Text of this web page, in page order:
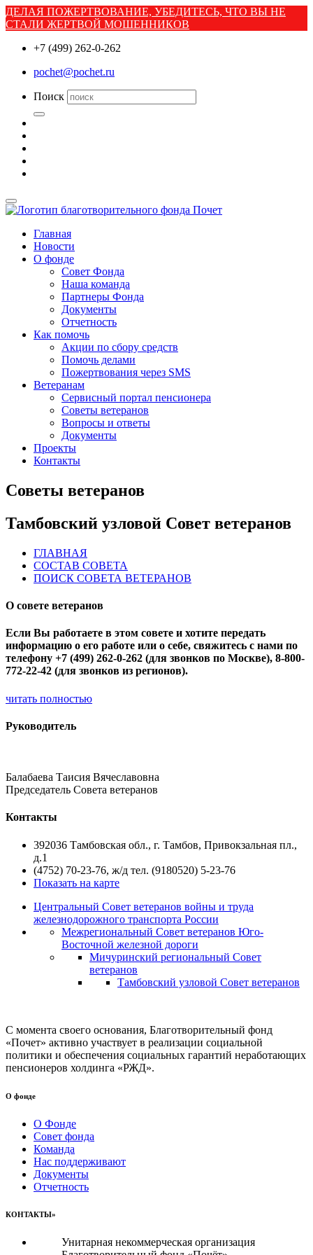
ДЕЛАЯ ПОЖЕРТВОВАНИЕ, УБЕДИТЕСЬ, ЧТО ВЫ НЕ
СТАЛИ ЖЕРТВОЙ МОШЕННИКОВ
+7 (499) 262-0-262
pochet@pochet.ru
Поиск
Главная
Новости
О фонде
Совет Фонда
Наша команда
Партнеры Фонда
Документы
Отчетность
Как помочь
Акции по сбору средств
Помочь делами
Пожертвования через SMS
Ветеранам
Сервисный портал пенсионера
Советы ветеранов
Вопросы и ответы
Документы
Проекты
Контакты
Советы ветеранов
Тамбовский узловой Совет ветеранов
ГЛАВНАЯ
СОСТАВ СОВЕТА
ПОИСК СОВЕТА ВЕТЕРАНОВ
О совете ветеранов
Если Вы работаете в этом совете и хотите передать
информацию о его работе или о себе, свяжитесь с нами по
телефону +7 (499) 262-0-262 (для звонков по Москве), 8-800-
772-22-42 (для звонков из регионов).
читать полностью
Руководитель
Балабаева Таисия Вячеславовна
Председатель Совета ветеранов
Контакты
392036 Тамбовская обл., г. Тамбов, Привокзальная пл.,
д.1
(4752) 70-23-76, ж/д тел. (9180520) 5-23-76
Показать на карте
Центральный Совет ветеранов войны и труда
железнодорожного транспорта России
Межрегиональный Совет ветеранов Юго-
Восточной железной дороги
Мичуринский региональный Совет
ветеранов
Тамбовский узловой Совет ветеранов
С момента своего основания, Благотворительный фонд
«Почет» активно участвует в реализации социальной
политики и обеспечения социальных гарантий неработающих
пенсионеров холдинга «РЖД».
О фонде
О Фонде
Совет фонда
Команда
Нас поддерживают
Документы
Отчетность
КОНТАКТЫ»
Унитарная некоммерческая организация